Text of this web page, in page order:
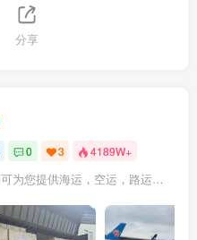
分享
0 3 4189W+
微信1139976508，可为您提供海运，空运，路运，铁路运输